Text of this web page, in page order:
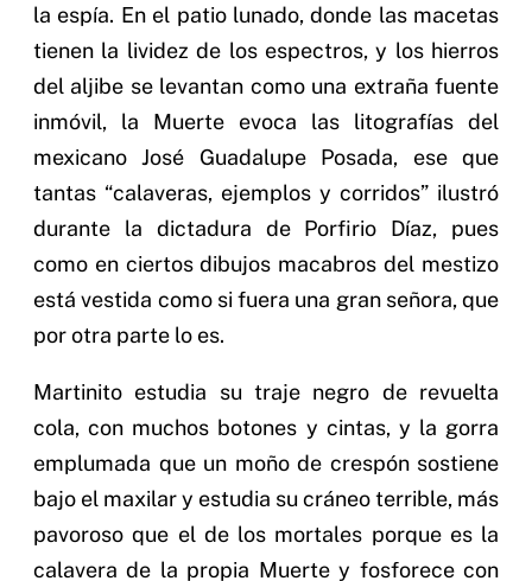
la espía. En el patio lunado, donde las macetas
tienen la lividez de los espectros, y los hierros
del aljibe se levantan como una extraña fuente
inmóvil, la Muerte evoca las litografías del
mexicano José Guadalupe Posada, ese que
tantas “calaveras, ejemplos y corridos” ilustró
durante la dictadura de Porfirio Díaz, pues
como en ciertos dibujos macabros del mestizo
está vestida como si fuera una gran señora, que
por otra parte lo es.
Martinito estudia su traje negro de revuelta
cola, con muchos botones y cintas, y la gorra
emplumada que un moño de crespón sostiene
bajo el maxilar y estudia su cráneo terrible, más
pavoroso que el de los mortales porque es la
calavera de la propia Muerte y fosforece con